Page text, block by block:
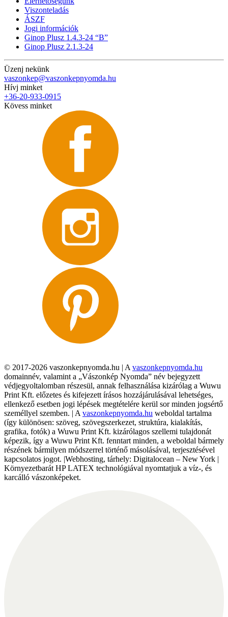
Viszonteladás
ÁSZF
Jogi információk
Ginop Plusz 1.4.3-24 “B”
Ginop Plusz 2.1.3-24
Üzenj nekünk
vaszonkep@vaszonkepnyomda.hu
Hívj minket
+36-20-933-0915
Kövess minket
© 2017-2026 vaszonkepnyomda.hu | A vaszonkepnyomda.hu
domainnév, valamint a „Vászonkép Nyomda” név bejegyzett
védjegyoltalomban részesül, annak felhasználása kizárólag a Wuwu
Print Kft. előzetes és kifejezett írásos hozzájárulásával lehetséges,
ellenkező esetben jogi lépések megtételére kerül sor minden jogsértő
személlyel szemben. | A vaszonkepnyomda.hu weboldal tartalma
(így különösen: szöveg, szövegszerkezet, struktúra, kialakítás,
grafika, fotók) a Wuwu Print Kft. kizárólagos szellemi tulajdonát
képezik, így a Wuwu Print Kft. fenntart minden, a weboldal bármely
részének bármilyen módszerrel történő másolásával, terjesztésével
kapcsolatos jogot. |Webhosting, tárhely: Digitalocean – New York |
Környezetbarát HP LATEX technológiával nyomtatjuk a víz-, és
karcálló vászonképeket.